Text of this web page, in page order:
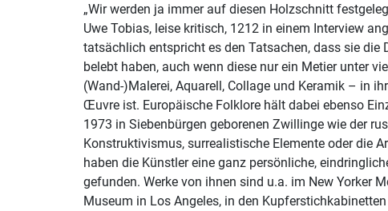
„Wir werden ja immer auf diesen Holzschnitt
Uwe Tobias, leise kritisch, 1212 in einem Interview
tatsächlich entspricht es den Tatsachen, dass sie die
belebt haben, auch wenn diese nur ein Metier unter
(Wand-)Malerei, Aquarell, Collage und Keramik – in
Œuvre ist. Europäische Folklore hält dabei ebenso
1973 in Siebenbürgen geborenen Zwillinge wie der
Konstruktivismus, surrealistische Elemente oder die
haben die Künstler eine ganz persönliche,
gefunden. Werke von ihnen sind u.a. im New Yorker
Museum in Los Angeles, in den